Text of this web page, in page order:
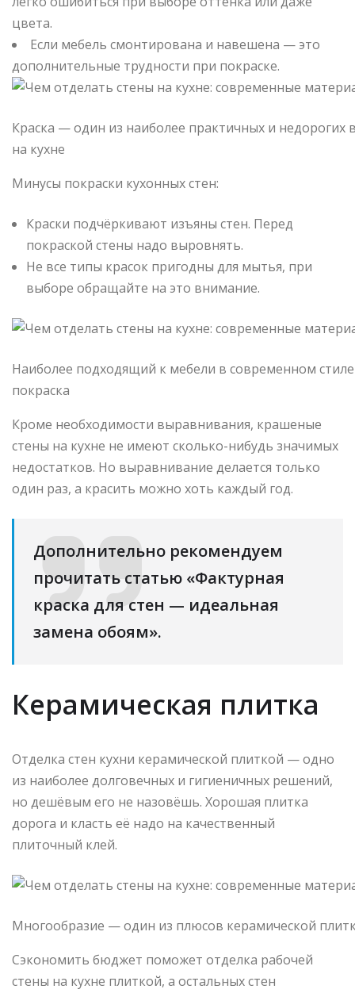
цвета.
Если мебель смонтирована и навешена — это
дополнительные трудности при покраске.
Краска — один из наиболее практичных и
на кухне
Минусы покраски кухонных стен:
Краски подчёркивают изъяны стен. Перед
покраской стены надо выровнять.
Не все типы красок пригодны для мытья, при
выборе обращайте на это внимание.
Наиболее подходящий к мебели в современном
покраска
Кроме необходимости выравнивания, крашеные
стены на кухне не имеют сколько-нибудь значимых
недостатков. Но выравнивание делается только
один раз, а красить можно хоть каждый год.
Дополнительно рекомендуем
прочитать статью «Фактурная
краска для стен — идеальная
замена обоям».
Керамическая плитка
Отделка стен кухни керамической плиткой — одно
из наиболее долговечных и гигиеничных решений,
но дешёвым его не назовёшь. Хорошая плитка
дорога и класть её надо на качественный
плиточный клей.
Многообразие — один из плюсов керамической
Сэкономить бюджет поможет отделка рабочей
стены на кухне плиткой, а остальных стен